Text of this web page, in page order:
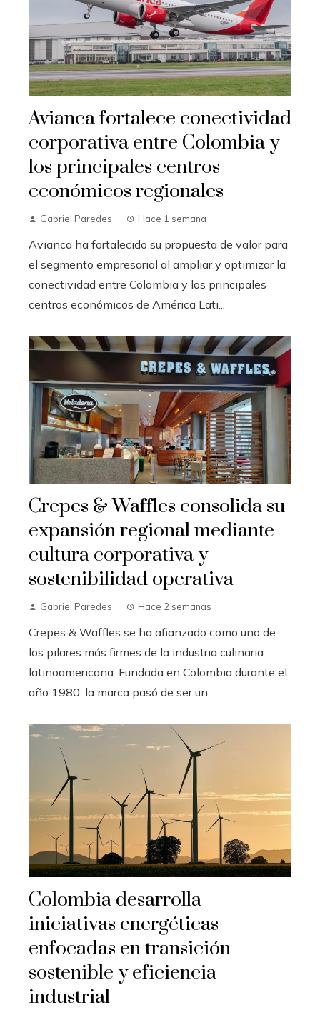
Avianca fortalece conectividad
corporativa entre Colombia y
los principales centros
económicos regionales
Gabriel Paredes Hace 1 semana
Avianca ha fortalecido su propuesta de valor para
el segmento empresarial al ampliar y optimizar la
conectividad entre Colombia y los principales
centros económicos de América Lati...
Crepes & Waffles consolida su
expansión regional mediante
cultura corporativa y
sostenibilidad operativa
Gabriel Paredes Hace 2 semanas
Crepes & Waffles se ha afianzado como uno de
los pilares más firmes de la industria culinaria
latinoamericana. Fundada en Colombia durante el
año 1980, la marca pasó de ser un ...
Colombia desarrolla
iniciativas energéticas
enfocadas en transición
sostenible y eficiencia
industrial